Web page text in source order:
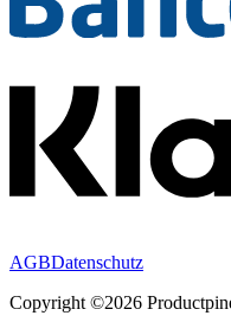
AGBDatenschutz
Copyright ©2026